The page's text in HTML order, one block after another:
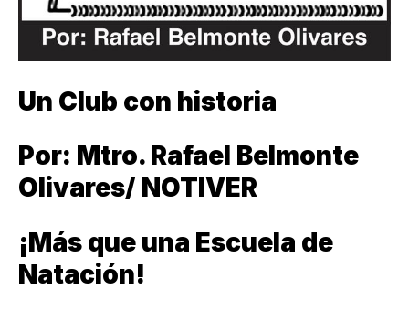
Un Club con historia
Por: Mtro. Rafael Belmonte
Olivares/ NOTIVER
¡Más que una Escuela de
Natación!